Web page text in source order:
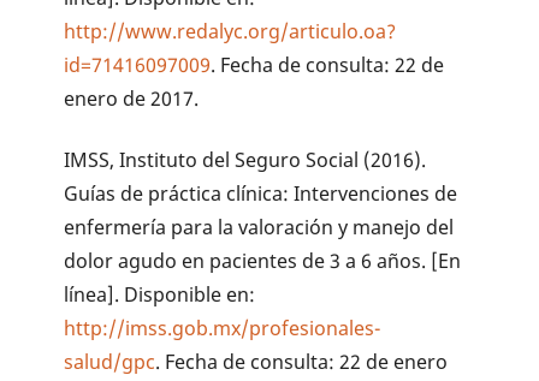
http://www.redalyc.org/articulo.oa?
id=71416097009. Fecha de consulta: 22 de
enero de 2017.
IMSS, Instituto del Seguro Social (2016).
Guías de práctica clínica: Intervenciones de
enfermería para la valoración y manejo del
dolor agudo en pacientes de 3 a 6 años. [En
línea]. Disponible en:
http://imss.gob.mx/profesionales-
salud/gpc. Fecha de consulta: 22 de enero